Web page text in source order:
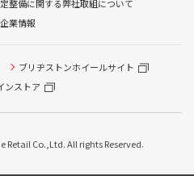
整備に関する弊社取組について
企業情報
ブリヂストンホイールサイト
ンストア
Retail Co.,Ltd. All rights Reserved.
ヤ履き替え/オイル交換/その他
待ち予約 ※クローク契約会員の